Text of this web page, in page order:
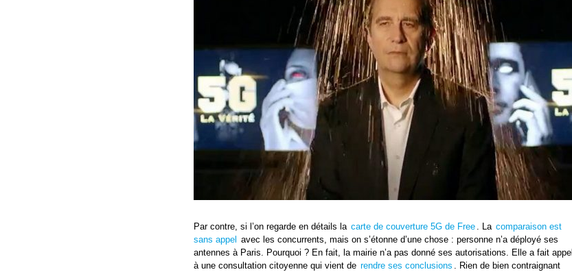
Par contre, si l’on regarde en détails la carte de couverture 5G de Free . La comparaison est
sans appel avec les concurrents, mais on s’étonne d’une chose : personne n’a déployé ses
antennes à Paris. Pourquoi ? En fait, la mairie n’a pas donné ses autorisations. Elle a fait appel
à une consultation citoyenne qui vient de rendre ses conclusions . Rien de bien contraignant